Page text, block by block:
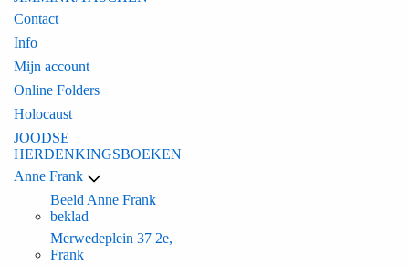
Contact
Info
Mijn account
Online Folders
Holocaust
JOODSE
HERDENKINGSBOEKEN
Anne Frank
Beeld Anne Frank
beklad
Merwedeplein 37 2e,
Frank